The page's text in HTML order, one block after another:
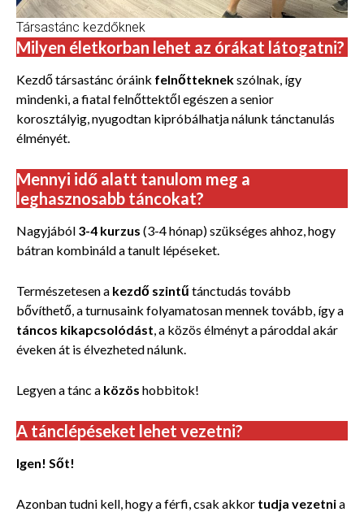
Társastánc kezdőknek
Milyen életkorban lehet az órákat látogatni?
Kezdő társastánc óráink felnőtteknekszólnak, így
mindenki, a fiatal felnőttektől egészen a senior
korosztályig, nyugodtan kipróbálhatja nálunk tánctanulás
élményét.
Mennyi idő alatt tanulom meg a
leghasznosabb táncokat?
Nagyjából 3-4 kurzus (3-4 hónap) szükséges ahhoz, hogy
bátran kombináld a tanult lépéseket.
Természetesen a kezdő szintű tánctudás tovább
bővíthető, a turnusaink folyamatosan mennek tovább, így a
táncos kikapcsolódást, a közös élményt a pároddal akár
éveken át is élvezheted nálunk.
Legyen a tánc a közös hobbitok!
A tánclépéseket lehet vezetni?
Igen! Sőt!
Azonbantudni kell, hogy a férfi, csak akkor tudja vezetnia